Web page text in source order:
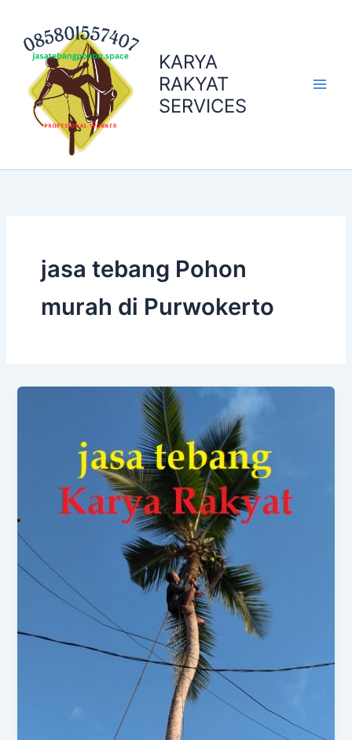
content
KARYA
RAKYAT
SERVICES
jasa tebang Pohon
murah di Purwokerto